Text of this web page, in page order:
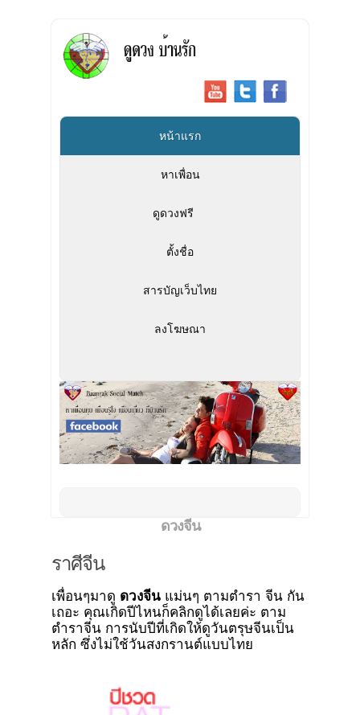
หน้าแรก
หาเพื่อน
ดูดวงฟรี
ตั้งชื่อ
สารบัญเว็บไทย
ลงโฆษณา
ดวงจีน
ราศีจีน
เพื่อนๆมาดู ดวงจีน แม่นๆ ตามตำรา จีน กัน
เถอะ คุณเกิดปีไหนก็คลิกดูได้เลยค่ะ ตาม
ตำราจีน การนับปีที่เกิดให้ดูวันตรุษจีนเป็น
หลัก ซึ่งไม่ใช้วันสงกรานต์แบบไทย